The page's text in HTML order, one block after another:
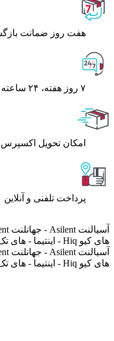
هفت روز ضمانت
۷ روز ﻫﻔﺘﻪ، ۲۴ ﺳﺎﻋﺘﻪ
اﻣﮑﺎن ﺗﺤﻮﯾﻞ اﮐﺴﭙﺮس
پرداخت تلفنی و آنلاین
های کیو Hiq - اینتیما - های تک Hitec -
های کیو Hiq - اینتیما - های تک Hitec -